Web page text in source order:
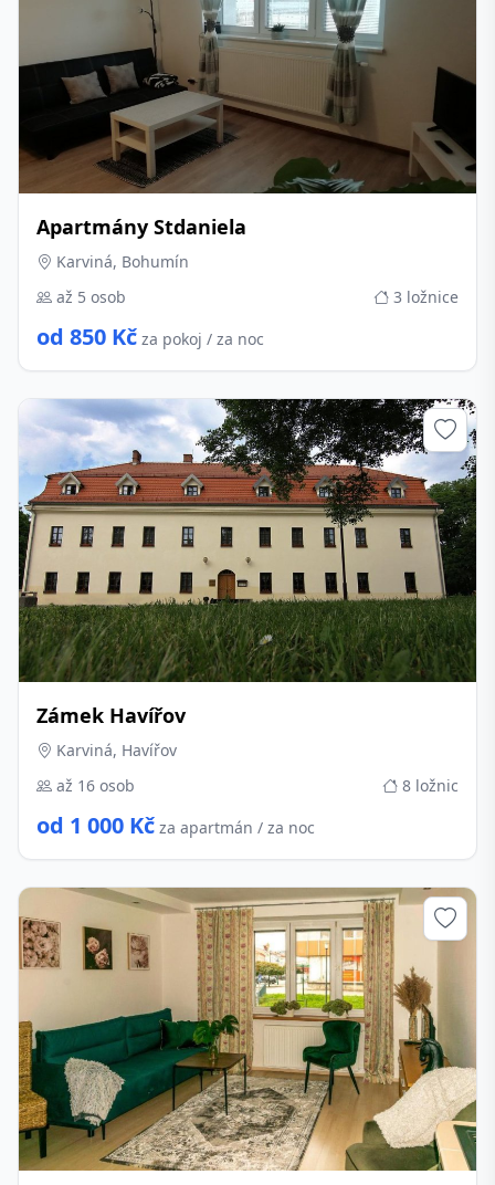
Apartmány Stdaniela
Karviná, Bohumín
až 5 osob
3 ložnice
od 850 Kč za pokoj / za noc
Zámek Havířov
Karviná, Havířov
až 16 osob
8 ložnic
od 1 000 Kč za apartmán / za noc